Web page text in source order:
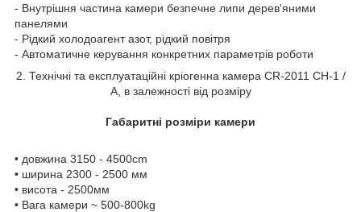
- Внутрішня частина камери безпечне липи дерев'яними
панелями
- Рідкий холодоагент азот, рідкий повітря
- Автоматичне керування конкретних параметрів роботи
2. Технічні та експлуатаційні кріогенна камера CR-2011 CH-1 /
А, в залежності від розміру
Габаритні розміри камери
• довжина 3150 - 4500cm
• ширина 2300 - 2500 мм
• висота - 2500мм
• Вага камери ~ 500-800kg